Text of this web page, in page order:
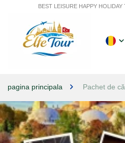
BEST LEISURE HAPPY
pagina principala Pachet de